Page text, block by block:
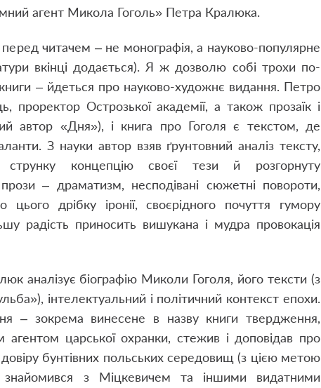
агент Микола Гоголь» Петра Кралюка.
читачем – не монографія, а науково-популярне
вкінці додається). Я ж дозволю собі трохи по-
– йдеться про науково-художнє видання. Петро
проректор Острозької академії, а також прозаїк і
автор «Дня»), і книга про Гоголя є текстом, де
З науки автор взяв ґрунтовний аналіз тексту,
струнку концепцію своєї тези й розгорнуту
– драматизм, несподівані сюжетні повороти,
дрібку іронії, своєрідного почуття гумору
радість приносить вишукана і мудра провокація
аналізує біографію Миколи Гоголя, його тексти (з
інтелектуальний і політичний контекст епохи.
– зокрема винесене в назву книги твердження,
агентом царської охранки, стежив і доповідав про
бунтівних польських середовищ (з цією метою
з Міцкевичем та іншими видатними